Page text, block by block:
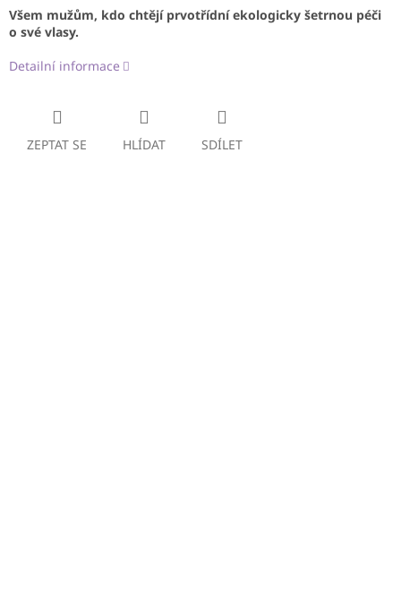
Všem mužům, kdo chtějí prvotřídní ekologicky šetrnou péči
o své vlasy.
Detailní informace
ZEPTAT SE HLÍDAT SDÍLET